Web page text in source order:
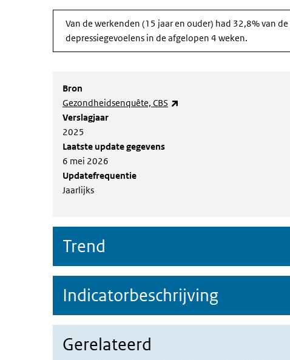
Van de werkenden (15 jaar en ouder) had 32,8% van
depressiegevoelens in de afgelopen 4 weken.
Bron
Gezondheidsenquête, CBS
Verslagjaar
2025
Laatste update gegevens
6 mei 2026
Updatefrequentie
Jaarlijks
Trend
Indicatorbeschrijving
Gerelateerd